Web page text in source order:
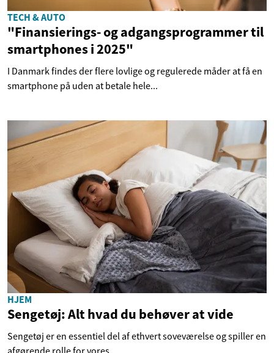
TECH & AUTO
"Finansierings- og adgangsprogrammer til
smartphones i 2025"
I Danmark findes der flere lovlige og regulerede måder at få en
smartphone på uden at betale hele...
HJEM
Sengetøj: Alt hvad du behøver at vide
Sengetøj er en essentiel del af ethvert soveværelse og spiller en
afgørende rolle for vores...